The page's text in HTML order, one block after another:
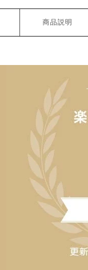
商品説明